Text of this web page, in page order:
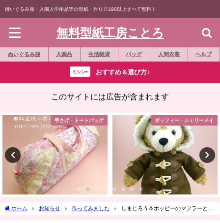
縫いぐるみ服・入園入学用品等の型紙・作り方190以上すべて無料！
無料型紙工房ことろ
ぬいぐるみ服 入園品 生活雑貨 バッグ 人間衣装 ヘルプ
ミシン⇨ おすすめ＆選び方♪
このサイトには広告が含まれます
ートバッグ ダッフィー・シェリーメイ ダッフィー
ホーム お知らせ 作ってみました
しまじろう＆ホッピーのマフラーとバ